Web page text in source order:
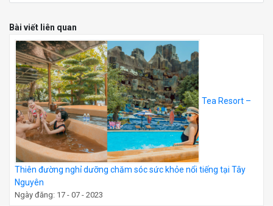
Bài viết liên quan
Tea Resort –
Thiên đường nghỉ dưỡng chăm sóc sức khỏe nổi tiếng tại Tây
Nguyên
Ngày đăng: 17 - 07 - 2023